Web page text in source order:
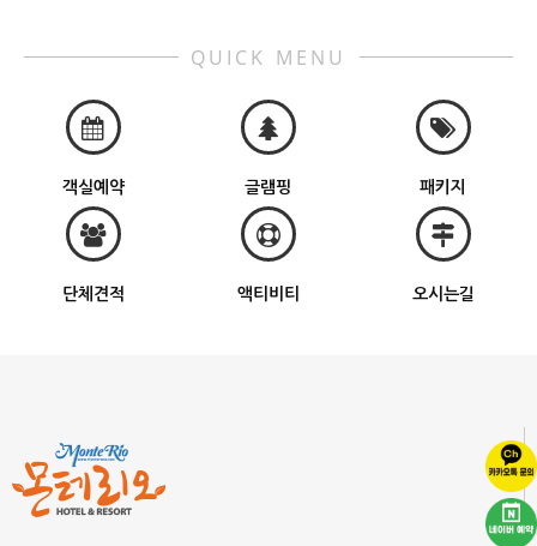
QUICK MENU
객실예약 글램핑 패키지
단체견적 액티비티 오시는길